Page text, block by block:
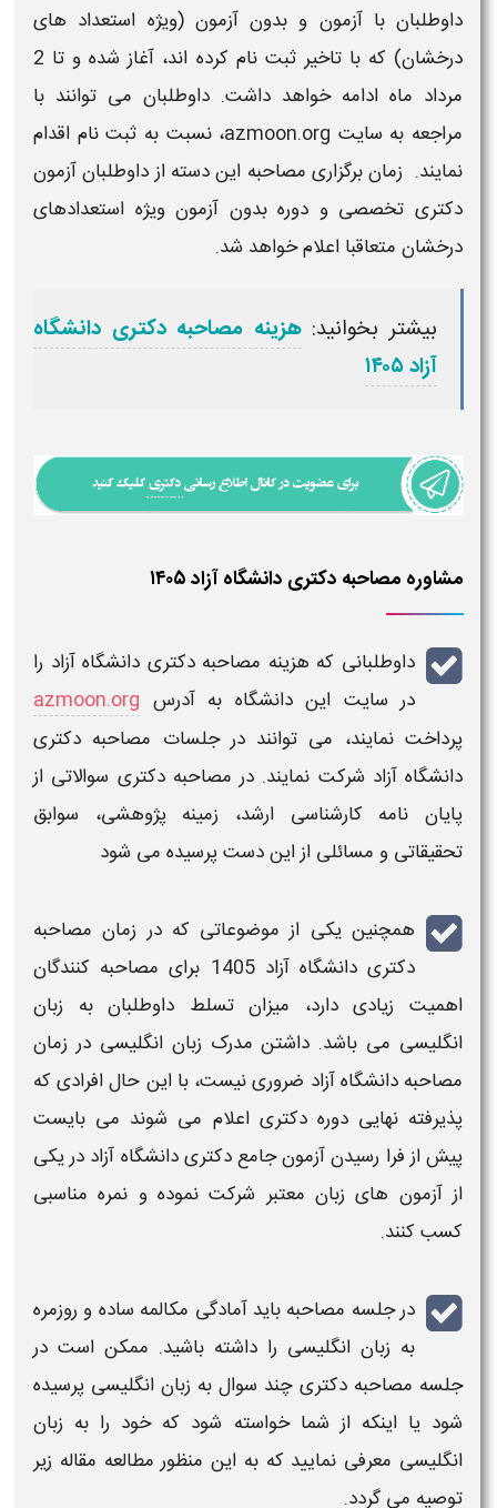
داوطلبان با آزمون و بدون آزمون (ویژه استعداد های
درخشان) که با تاخیر ثبت ‌نام کرده ‌اند، آغاز شده و تا 2
مرداد ماه ادامه خواهد داشت. داوطلبان می توانند با
مراجعه به سایت azmoon.org، نسبت به ثبت نام اقدام
نمایند. زمان برگزاری مصاحبه این دسته از داوطلبان آزمون
دکتری تخصصی و دوره بدون آزمون ویژه استعدادهای
درخشان متعاقبا اعلام خواهد شد.
بیشتر بخوانید:هزینه مصاحبه دکتری دانشگاه
آزاد ۱۴۰۵
مشاوره مصاحبه دکتری دانشگاه آزاد ۱۴۰۵
داوطلبانی که هزینه مصاحبه دکتری دانشگاه آزاد را
در سایت ایندانشگاه به آدرس azmoon.org
پرداخت نمایند، می توانند در جلسات مصاحبه دکتری
دانشگاه آزاد شرکت نمایند. در مصاحبه دکتری سوالاتی از
پایان نامه کارشناسی ارشد، زمینه پژوهشی، سوابق
تحقیقاتی و مسائلی از این دست پرسیده می شود
همچنین یکی از موضوعاتی که در زمان مصاحبه
دکتری دانشگاه آزاد 1405
برای مصاحبه کنندگان
اهمیت زیادی دارد، میزان تسلط داوطلبان به زبان
انگلیسی می باشد. داشتن مدرک زبان انگلیسی در زمان
مصاحبه دانشگاه آزاد ضروری نیست، با این حال افرادی که
پذیرفته نهایی دورهدکتریاعلام می شوند می بایست
پیش از فرا رسیدنآزمون جامع دکتری دانشگاه آزاد در یکی
از آزمون های زبان معتبر شرکت نموده و نمره مناسبی
کسب کنند.
در جلسه مصاحبهباید آمادگی مکالمه ساده و روزمره
به زبان انگلیسی را داشته باشید. ممکن است در
جلسه مصاحبه دکتری چند سوال به زبان انگلیسی پرسیده
شود یا اینکه از شما خواسته شود که خود را به زبان
انگلیسی معرفی نمایید که به این منظور مطالعه مقاله زیر
توصیه می گردد.